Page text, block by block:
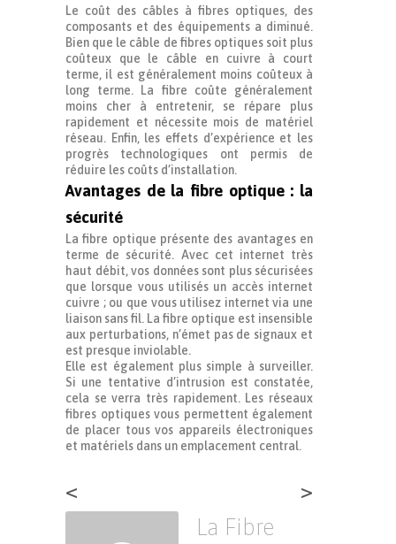
Le coût des câbles à fibres optiques, des
composants et des équipements a diminué.
Bien que le câble de fibres optiques soit plus
coûteux que le câble en cuivre à court
terme, il est généralement moins coûteux à
long terme. La fibre coûte généralement
moins cher à entretenir, se répare plus
rapidement et nécessite mois de matériel
réseau. Enfin, les effets d’expérience et les
progrès technologiques ont permis de
réduire les coûts d’installation.
Avantages de la fibre optique : la
sécurité
La fibre optique présente des avantages en
terme de sécurité. Avec cet internet très
haut débit, vos données sont plus sécurisées
que lorsque vous utilisés un accès internet
cuivre ; ou que vous utilisez internet via une
liaison sans fil. La fibre optique est insensible
aux perturbations, n’émet pas de signaux et
est presque inviolable.
Elle est également plus simple à surveiller.
Si une tentative d’intrusion est constatée,
cela se verra très rapidement. Les réseaux
fibres optiques vous permettent également
de placer tous vos appareils électroniques
et matériels dans un emplacement central.
< >
La Fibre